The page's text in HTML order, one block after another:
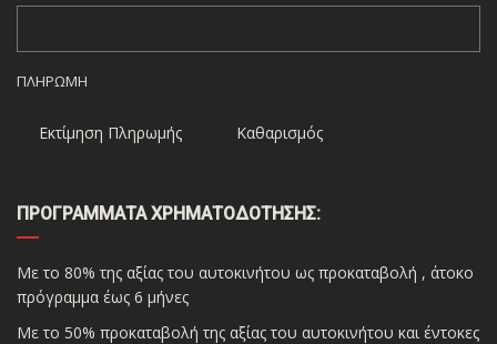
ΠΛΗΡΩΜΉ
Εκτίμηση Πληρωμής Καθαρισμός
ΠΡΟΓΡΆΜΜΑΤΑ ΧΡΗΜΑΤΟΔΌΤΗΣΗΣ:
Με το 80% της αξίας του αυτοκινήτου ως προκαταβολή , άτοκο
πρόγραμμα έως 6 μήνες
Με το 50% προκαταβολή της αξίας του αυτοκινήτου και έντοκες